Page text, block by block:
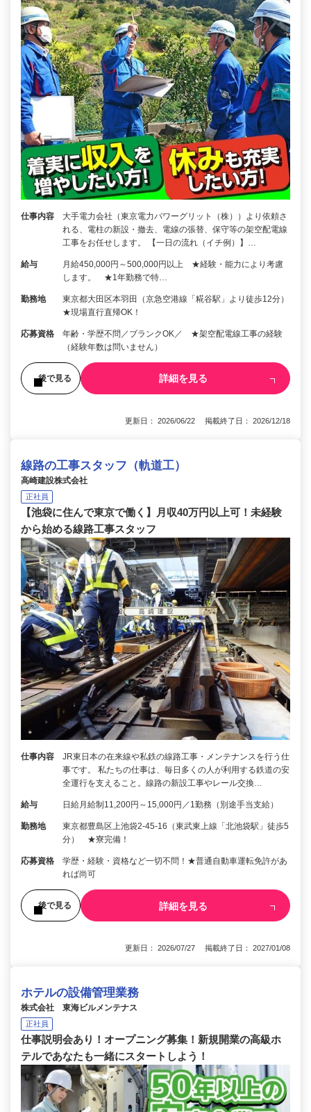
仕事内容
大手電力会社（東京電力パワーグリット（株））より依頼さ
れる、電柱の新設・撤去、電線の張替、保守等の架空配電線
工事をお任せします。 【一日の流れ（イチ例）】…
給与
月給450,000円～500,000円以上 ★経験・能力により考慮
します。 ★1年勤務で特…
勤務地
東京都大田区本羽田（京急空港線「糀谷駅」より徒歩12分）
★現場直行直帰OK！
応募資格
年齢・学歴不問／ブランクOK／ ★架空配電線工事の経験
（経験年数は問いません）
後で見る 詳細を見る
更新日： 2026/06/22 掲載終了日： 2026/12/18
線路の工事スタッフ（軌道工）
高崎建設株式会社
正社員
【池袋に住んで東京で働く】月収40万円以上可！未経験
から始める線路工事スタッフ
仕事内容
JR東日本の在来線や私鉄の線路工事・メンテナンスを行う仕
事です。 私たちの仕事は、毎日多くの人が利用する鉄道の安
全運行を支えること。線路の新設工事やレール交換…
給与 日給月給制11,200円～15,000円／1勤務（別途手当支給）
勤務地
東京都豊島区上池袋2-45-16（東武東上線「北池袋駅」徒歩5
分） ★寮完備！
応募資格
学歴・経験・資格など一切不問！★普通自動車運転免許があ
れば尚可
後で見る 詳細を見る
更新日： 2026/07/27 掲載終了日： 2027/01/08
ホテルの設備管理業務
株式会社 東海ビルメンテナス
正社員
仕事説明会あり！オープニング募集！新規開業の高級ホ
テルであなたも一緒にスタートしよう！